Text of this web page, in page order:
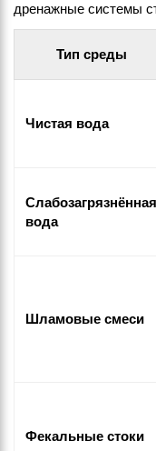
дренажные системы
Тип среды
Чистая вода
Слабозагрязнённая
вода
Шламовые смеси
Фекальные стоки